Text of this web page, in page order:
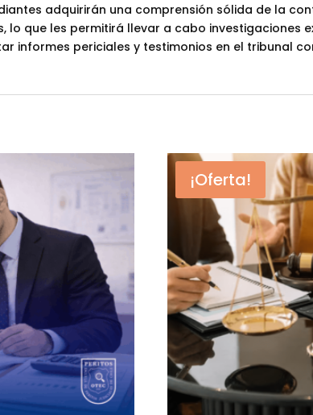
adquirirán una comprensión sólida de la
que les permitirá llevar a cabo investigaciones
informes periciales y testimonios en el tribunal
¡Oferta!